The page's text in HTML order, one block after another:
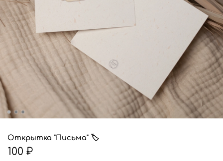
Открытка "Письма" 🏷
100 ₽